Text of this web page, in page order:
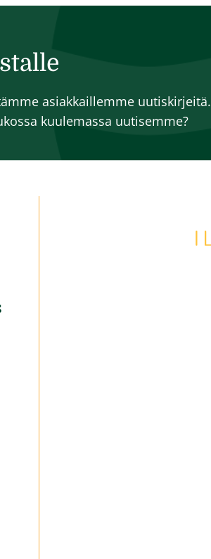
asiakkaillemme uutiskirjeitä.
kuulemassa uutisemme?